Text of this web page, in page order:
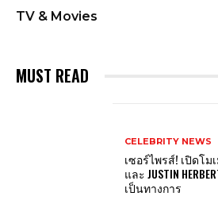
TV & Movies
MUST READ
CELEBRITY NEWS
เซอร์ไพรส์! เปิดโมเ
และ JUSTIN
เป็นทางการ